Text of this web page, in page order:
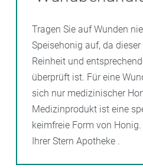
Tragen Sie auf Wunden
Speisehonig auf, da
Reinheit und
überprüft ist. Für eine
sich nur medizinischer
Medizinprodukt ist eine
keimfreie Form von
Ihrer Stern Apotheke .